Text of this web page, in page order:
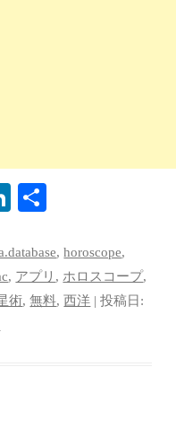
Li
ed
In
,horoscope,
, アプリ ,ホロスコープ,
術,無料,西洋 | 投稿日: